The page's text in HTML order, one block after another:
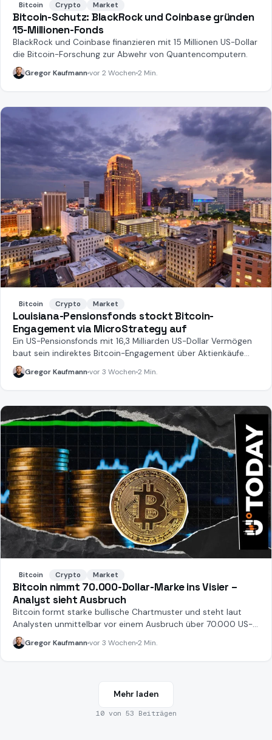
Bitcoin Crypto Market
Bitcoin-Schutz: BlackRock und Coinbase gründen
15-Millionen-Fonds
BlackRock und Coinbase finanzieren mit 15 Millionen US-Dollar
die Bitcoin-Forschung zur Abwehr von Quantencomputern.
Gregor Kaufmannvor 2 Wochen 2 Min.
Bitcoin Crypto Market
Louisiana-Pensionsfonds stockt Bitcoin-
Engagement via MicroStrategy auf
Ein US-Pensionsfonds mit 16,3 Milliarden US-Dollar Vermögen
baut sein indirektes Bitcoin-Engagement über Aktienkäufe
massiv aus.
Gregor Kaufmannvor 3 Wochen 2 Min.
Bitcoin Crypto Market
Bitcoin nimmt 70.000-Dollar-Marke ins Visier –
Analyst sieht Ausbruch
Bitcoin formt starke bullische Chartmuster und steht laut
Analysten unmittelbar vor einem Ausbruch über 70.000 US-
Dollar.
Gregor Kaufmannvor 3 Wochen 2 Min.
Mehr laden
10von 53 Beiträgen